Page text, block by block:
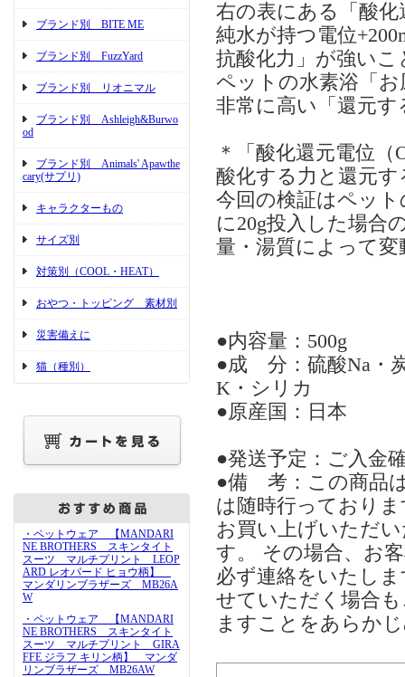
ブランド別 BITE ME
ブランド別 FuzzYard
ブランド別 リオニマル
ブランド別 Ashleigh&Burwo
od
ブランド別 Animals' Apawthe
cary(サプリ)
キャラクターもの
サイズ別
対策別（COOL・HEAT）
おやつ・トッピング 素材別
災害備えに
猫（種別）
・ペットウェア 【MANDARI
NE BROTHERS スキンタイト
スーツ マルチプリント LEOP
ARD レオパード ヒョウ柄】
マンダリンブラザーズ MB26A
W
・ペットウェア 【MANDARI
NE BROTHERS スキンタイト
スーツ マルチプリント GIRA
FFE ジラフ キリン柄】 マンダ
リンブラザーズ MB26AW
右の表にある「酸化
純水が持つ電位
抗酸化力」が強い
ペットの水素浴「お
非常に高い「還元
＊「酸化還元電位（
酸化する力と還元
今回の検証はペッ
に20g投入した場合
量・湯質によって
●内容量：500g
●成 分：硫酸Na・
K・シリカ
●原産国：日本
●発送予定：ご入金
●備 考：この商品
は随時行っており
お買い上げいただ
す。 その場合、お
必ず連絡をいたし
せていただく場合
ますことをあらか